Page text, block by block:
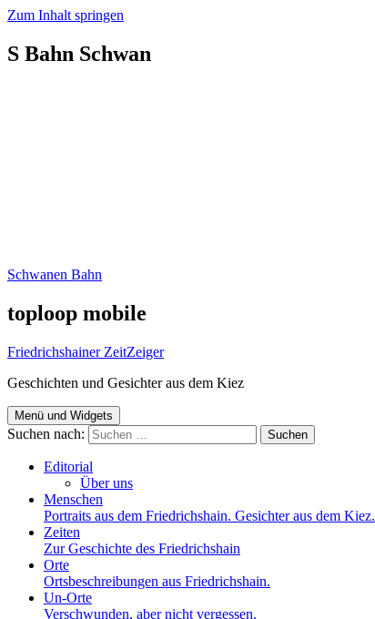
Zum Inhalt springen
S Bahn Schwan
Schwanen Bahn
toploop mobile
Friedrichshainer ZeitZeiger
Geschichten und Gesichter aus dem Kiez
Menü und Widgets
Suchen nach:
Editorial
Über uns
Menschen
Portraits aus dem Friedrichshain. Gesichter aus dem Kiez.
Zeiten
Zur Geschichte des Friedrichshain
Orte
Ortsbeschreibungen aus Friedrichshain.
Un-Orte
Verschwunden, aber nicht vergessen.